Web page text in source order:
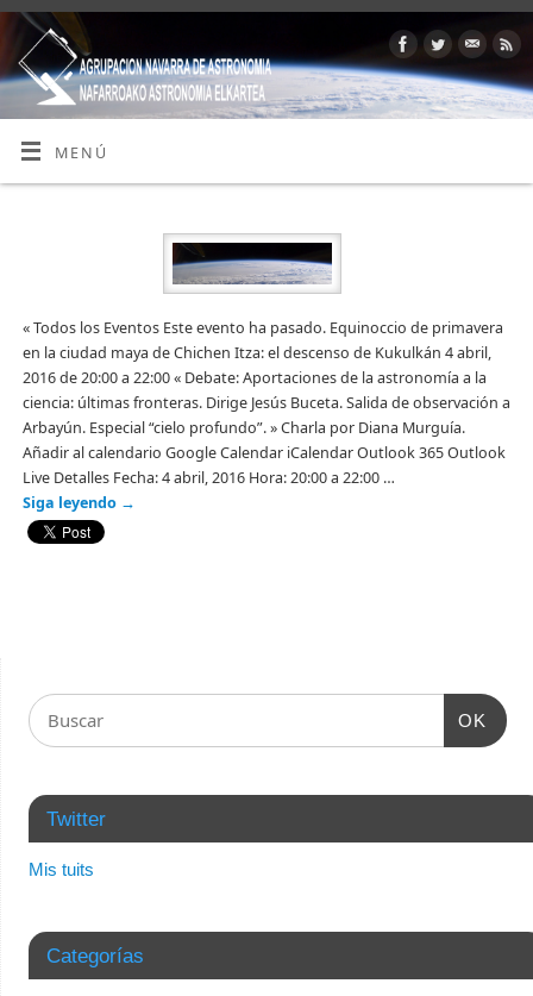
MENÚ
« Todos los Eventos Este evento ha pasado. Equinoccio de primavera
en la ciudad maya de Chichen Itza: el descenso de Kukulkán 4 abril,
2016 de 20:00 a 22:00 « Debate: Aportaciones de la astronomía a la
ciencia: últimas fronteras. Dirige Jesús Buceta. Salida de observación a
Arbayún. Especial “cielo profundo”. » Charla por Diana Murguía.
Añadir al calendario Google Calendar iCalendar Outlook 365 Outlook
Live Detalles Fecha: 4 abril, 2016 Hora: 20:00 a 22:00 …
Siga leyendo →
OK
Twitter
Mis tuits
Categorías